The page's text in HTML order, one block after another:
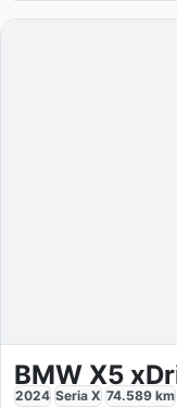
BMW X5
2024 Seria X 74.589 km